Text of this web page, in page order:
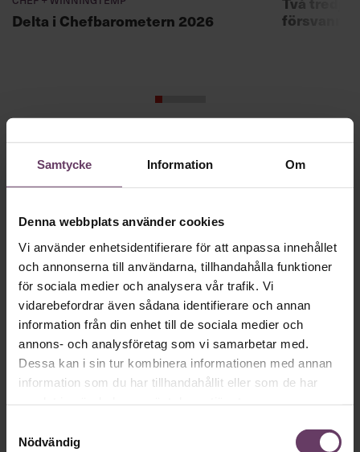
Samtycke Information Om
Denna webbplats använder cookies
Vi använder enhetsidentifierare för att anpassa innehållet
och annonserna till användarna, tillhandahålla funktioner
för sociala medier och analysera vår trafik. Vi
vidarebefordrar även sådana identifierare och annan
information från din enhet till de sociala medier och
annons- och analysföretag som vi samarbetar med.
Dessa kan i sin tur kombinera informationen med annan
information som du har tillhandahållit eller som de har
Nödvändig
Delta i Chefbarometern 2026
försvann
Skriv som en vd med en
app
MVH VD
Kan en app som förvandlar
text till korthugget vd-språk – utan
artighetsfraser, men gärna stavfel – vara
vägen för den som vill nå fram till
toppcheferna?
Kommunikation
Text:Fredrik Kullberg